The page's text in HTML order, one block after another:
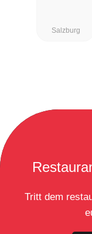
Salzburg
Tritt dem